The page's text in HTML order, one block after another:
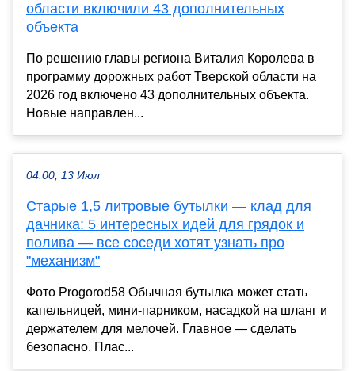
области включили 43 дополнительных
объекта
По решению главы региона Виталия Королева в
программу дорожных работ Тверской области на
2026 год включено 43 дополнительных объекта.
Новые направлен...
04:00, 13 Июл
Старые 1,5 литровые бутылки — клад для
дачника: 5 интересных идей для грядок и
полива — все соседи хотят узнать про
"механизм"
Фото Progorod58 Обычная бутылка может стать
капельницей, мини-парником, насадкой на шланг и
держателем для мелочей. Главное — сделать
безопасно. Плас...